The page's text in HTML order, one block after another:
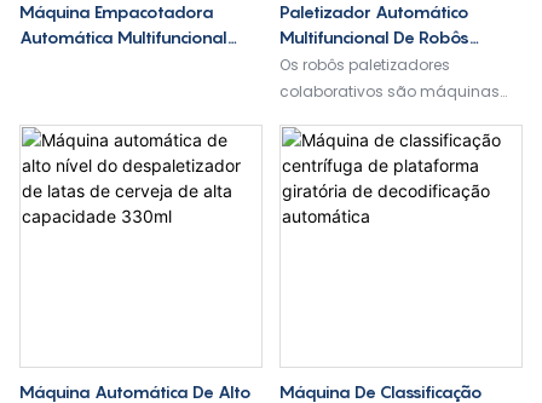
Máquina Empacotadora
Automática Multifuncional
Paletizador Automático
Multifuncional De Robôs
Colaborativos Com IA
Os robôs paletizadores
colaborativos são máquinas
inteligentes que trabalham em
estreita colaboração com a
equipe humana para melhorar
a produtividade e se adaptar
Amplamente utilizado em linhas
Máquina Automática De Alto
Máquina De Classificação